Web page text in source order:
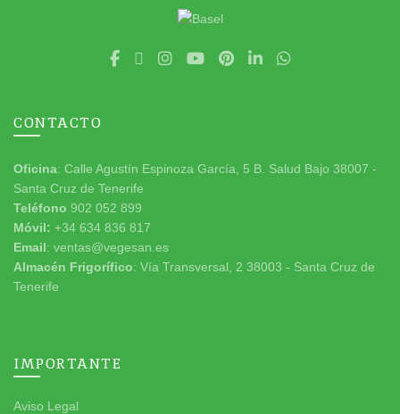
CONTACTO
Oficina: Calle Agustín Espinoza García, 5 B. Salud Bajo 38007 -
Santa Cruz de Tenerife
Teléfono 902 052 899
Móvil: +34 634 836 817
Email: ventas@vegesan.es
Almacén Frigorífico: Vía Transversal, 2 38003 - Santa Cruz de
Tenerife
IMPORTANTE
Aviso Legal